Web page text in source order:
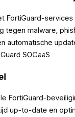
FortiGuard-services
tegen malware,
automatische
SOCaaS
FortiGuard-
up-to-date en